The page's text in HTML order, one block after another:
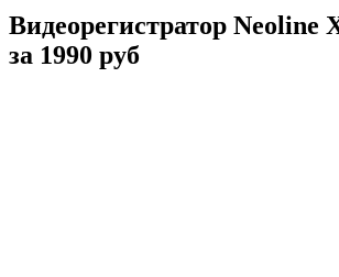
Видеорегистратор Neoline
за 1990 руб